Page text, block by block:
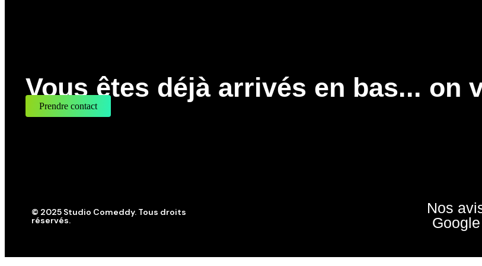
Vous êtes déjà arrivés en bas... on
Prendre contact
© 2025 Studio Comeddy. Tous droits
réservés.
Nos
Google